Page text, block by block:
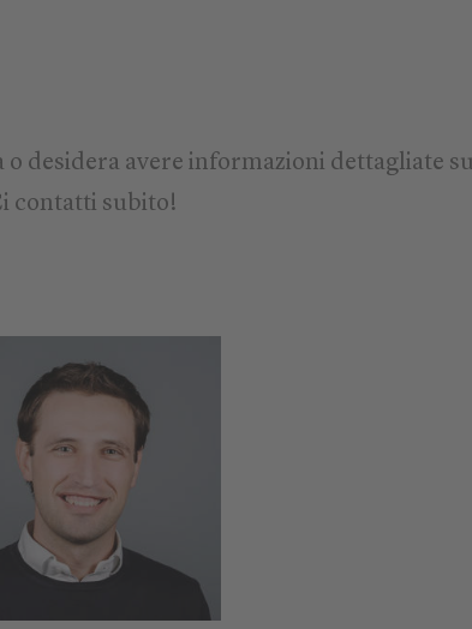
o desidera avere informazioni dettagliate
contatti subito!